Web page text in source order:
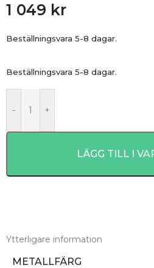
1 049 kr
Beställningsvara 5-8 dagar.
Beställningsvara 5-8 dagar.
- +
LÄGG TILL I
Ytterligare information
METALLFÄRG